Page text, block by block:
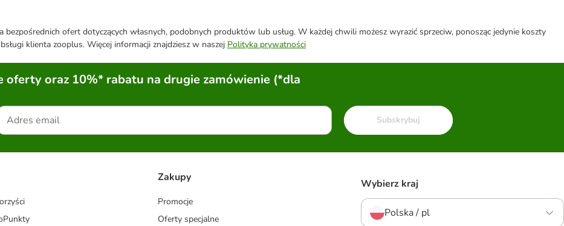
ofert dotyczących własnych, podobnych produktów lub usług. W każdej chwili możesz wyrazić sprzeciw, ponosząc jedynie koszty
klienta zooplus. Więcej informacji znajdziesz w naszej Polityka prywatności
oraz 10%* rabatu na drugie zamówienie (*dla
Subskrybuj
Zakupy
Promocje
Oferty specjalne
Wybierz kraj
Polska / pl